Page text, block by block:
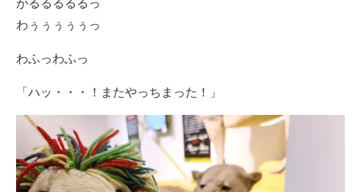
わぅぅぅぅぅっ
わふっわふっ
「ハッ・・・！またやっちまった！」